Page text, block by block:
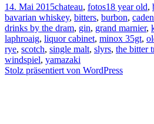
Veröffentlicht
am
14. Mai 2015Kategorien
chateau, fotosTags
18 year old,
bavarian whiskey, bitters, burbon,
drinks by the dram, gin, grand marnier,
laphroaig, liquor cabinet, minox 35gt,
rye, scotch, single malt, slyrs, the bitter
windspiel, yamazaki
Stolz präsentiert von WordPress